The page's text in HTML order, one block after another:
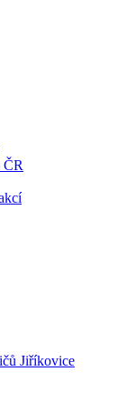
ČR
Jiříkovice